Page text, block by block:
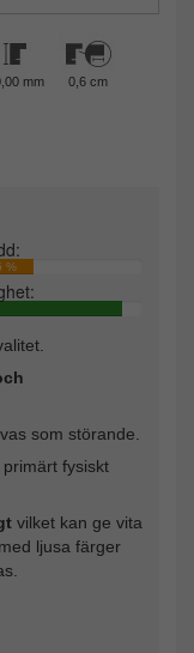
mm 0,6 cm
%
som störande.
primärt fysiskt
vilket kan ge vita
ljusa färger